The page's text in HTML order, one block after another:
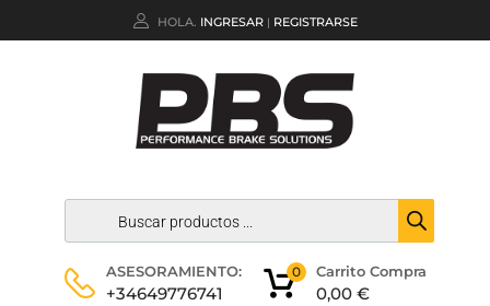
HOLA. INGRESAR | REGISTRARSE
ASESORAMIENTO:
+34649776741
Carrito Compra
0,00 €
0